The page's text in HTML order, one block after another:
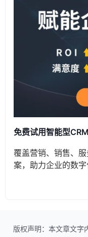
免费试用智能型CRM
覆盖营销、销售、
案，助力企业的数字
版权声明：本文章文字